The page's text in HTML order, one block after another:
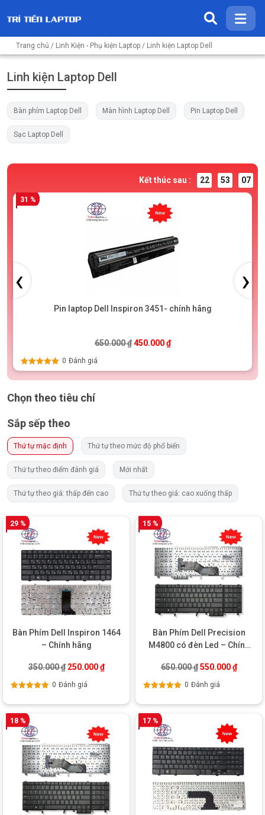
Trang chủ / Linh Kiện - Phụ kiện Laptop / Linh kiện Laptop Dell
Linh kiện Laptop Dell
Bàn phím Laptop Dell Màn hình Laptop Dell Pin Laptop Dell
Sạc Laptop Dell
Kết thúc sau : 22 53 06
31 %
Pin laptop Dell Inspiron 3451- chính hãng
650.000₫ Giá gốc là: 650.000 ₫.
450.000₫Giá hiện tại là: 450.000
Được xếp
0 Đánh giá
‹ ›
Chọn theo tiêu chí
Sắp sếp theo
Thứ tự mặc định Thứ tự theo mức độ phổ biến
Thứ tự theo điểm đánh giá Mới nhất
Thứ tự theo giá: thấp đến cao Thứ tự theo giá: cao xuống thấp
29 %
Bàn Phím Dell Inspiron 1464
– Chính hãng
350.000₫ Giá gốc là: 350.000 ₫.
250.000₫Giá hiện tại là: 250.000 ₫.
0 Đánh giá
15 %
Bàn Phím Dell Precision
M4800 có đèn Led – Chính
650.000₫ Giá gốc là:
550.000₫Giá
0 Đánh giá
18 % 17 %